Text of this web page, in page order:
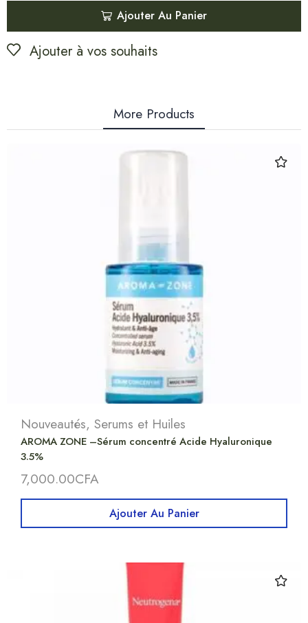
Ajouter Au Panier
Ajouter à vos souhaits
More Products
Nouveautés, Serums et Huiles
AROMA ZONE –Sérum concentré Acide Hyaluronique
3.5%
7,000.00CFA
Ajouter Au Panier